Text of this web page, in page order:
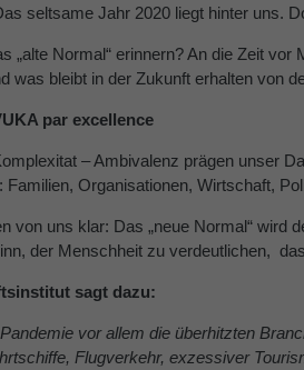
seltsame Jahr 2020 liegt hinter uns.
„alte Normal“ erinnern? An die Zeit
was bleibt in der Zukunft erhalten von
par excellence
– Ambivalenz prägen unser
Organisationen, Wirtschaft,
von uns klar: Das „neue Normal“ wird
der Menschheit zu verdeutlichen,
sagt dazu:
vor allem die überhitzten
Flugverkehr, exzessiver